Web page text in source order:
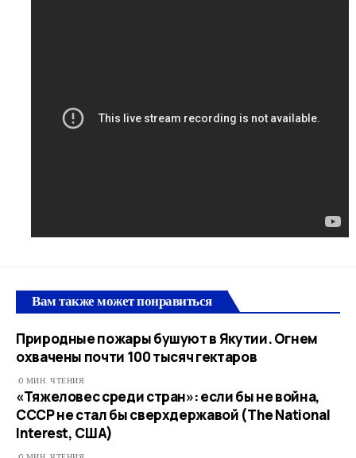
Вам также может понравиться
Природные пожары бушуют в Якутии. Огнем
охвачены почти 100 тысяч гектаров
0 МИН. ЧТЕНИЯ
«Тяжеловес среди стран»: если бы не война,
СССР не стал бы сверхдержавой (The National
Interest, США)